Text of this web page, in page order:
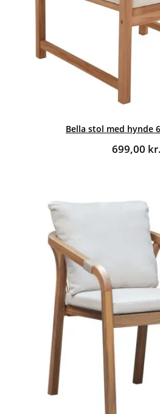
Bella stol med hynde
699,00 kr.